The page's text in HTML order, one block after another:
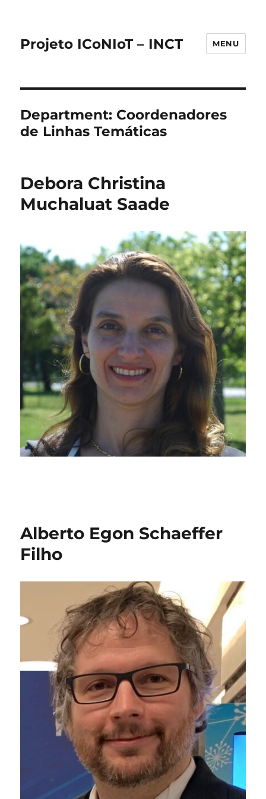
Projeto ICoNIoT – INCT MENU
Department: Coordenadores
de Linhas Temáticas
Debora Christina
Muchaluat Saade
Alberto Egon Schaeffer
Filho